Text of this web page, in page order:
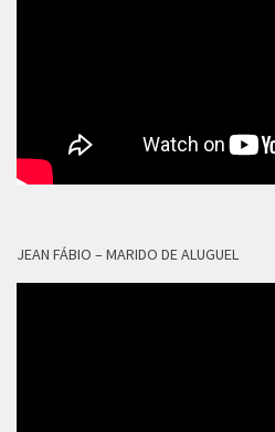
JEAN FÁBIO – MARIDO DE ALUGUEL